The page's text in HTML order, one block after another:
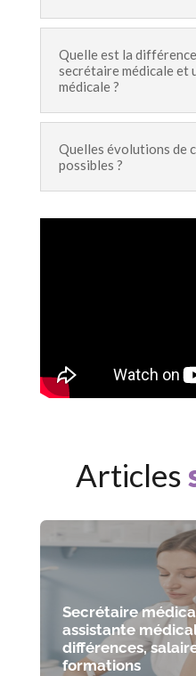
Quelle est la
secrétaire médicale et
médicale ?
Quelles évolutions de
possibles ?
Articles
Secrétaire
assistante
différences,
formations